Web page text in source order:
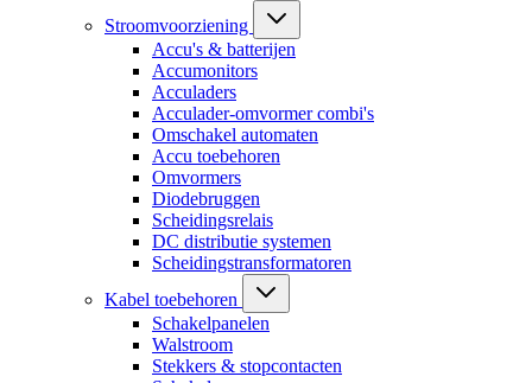
Stroomvoorziening
Accu's & batterijen
Accumonitors
Acculaders
Acculader-omvormer combi's
Omschakel automaten
Accu toebehoren
Omvormers
Diodebruggen
Scheidingsrelais
DC distributie systemen
Scheidingstransformatoren
Kabel toebehoren
Schakelpanelen
Walstroom
Stekkers & stopcontacten